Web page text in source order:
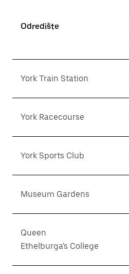
Odredište
York Train Station
York Racecourse
York Sports Club
Museum Gardens
Queen
Ethelburga's College